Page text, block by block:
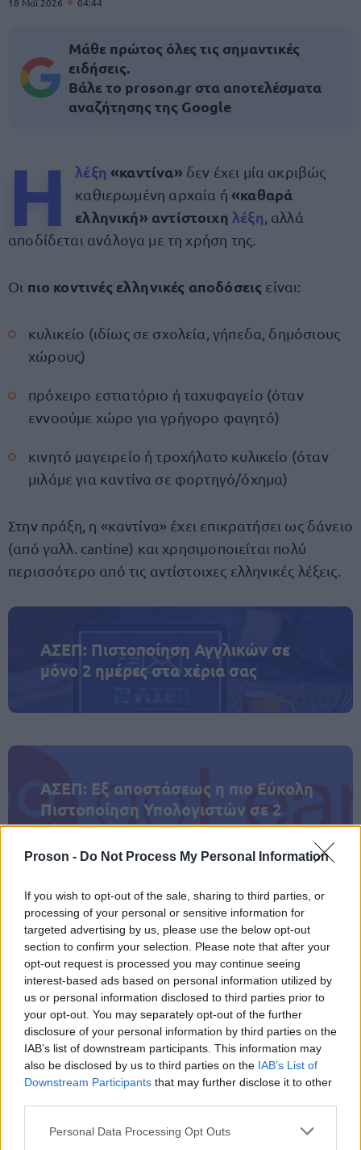
Proson - Do Not Process My Personal Information
If you wish to opt-out of the sale, sharing to third parties, or
processing of your personal or sensitive information for
targeted advertising by us, please use the below opt-out
section to confirm your selection. Please note that after your
opt-out request is processed you may continue seeing
interest-based ads based on personal information utilized by
us or personal information disclosed to third parties prior to
your opt-out. You may separately opt-out of the further
disclosure of your personal information by third parties on the
IAB’s list of downstream participants. This information may
also be disclosed by us to third parties on the IAB’s List of
Downstream Participants that may further disclose it to other
Please note that this website/app uses one or more Google
Personal Data Processing Opt Outs
Μάθε πρώτος όλες τις σημαντικές
ειδήσεις.
Βάλε το proson.gr στα αποτελέσματα
αναζήτησης της Google
Η λέξη «καντίνα» δεν έχει μία ακριβώς
καθιερωμένη αρχαία ή «καθαρά
ελληνική» αντίστοιχη λέξη , αλλά
αποδίδεται ανάλογα με τη χρήση της.
Οι πιο κοντινές ελληνικές αποδόσεις είναι:
κυλικείο (ιδίως σε σχολεία, γήπεδα, δημόσιους
χώρους)
πρόχειρο εστιατόριο ή ταχυφαγείο (όταν
εννοούμε χώρο για γρήγορο φαγητό)
κινητό μαγειρείο ή τροχήλατο κυλικείο (όταν
μιλάμε για καντίνα σε φορτηγό/όχημα)
Στην πράξη, η «καντίνα» έχει επικρατήσει ως δάνειο
(από γαλλ. cantine) και χρησιμοποιείται πολύ
περισσότερο από τις αντίστοιχες ελληνικές λέξεις.
ΑΣΕΠ: Πιστοποίηση Αγγλικών σε
μόνο 2 ημέρες στα χέρια σας
ΑΣΕΠ: Εξ αποστάσεως η πιο Εύκολη
Πιστοποίηση Υπολογιστών σε 2
μέρες
Μάθε πρώτος όλες τις σημαντικές
ειδήσεις.
Βάλε το proson.gr στα αποτελέσματα
αναζήτησης της Google
Δημοφιλείς Ειδήσεις